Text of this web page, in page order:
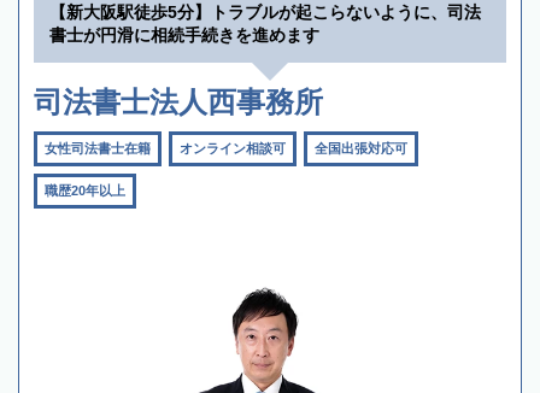
【新大阪駅徒歩5分】トラブルが起こらないように、司法
書士が円滑に相続手続きを進めます
司法書士法人西事務所
女性司法書士在籍 オンライン相談可 全国出張対応可
職歴20年以上